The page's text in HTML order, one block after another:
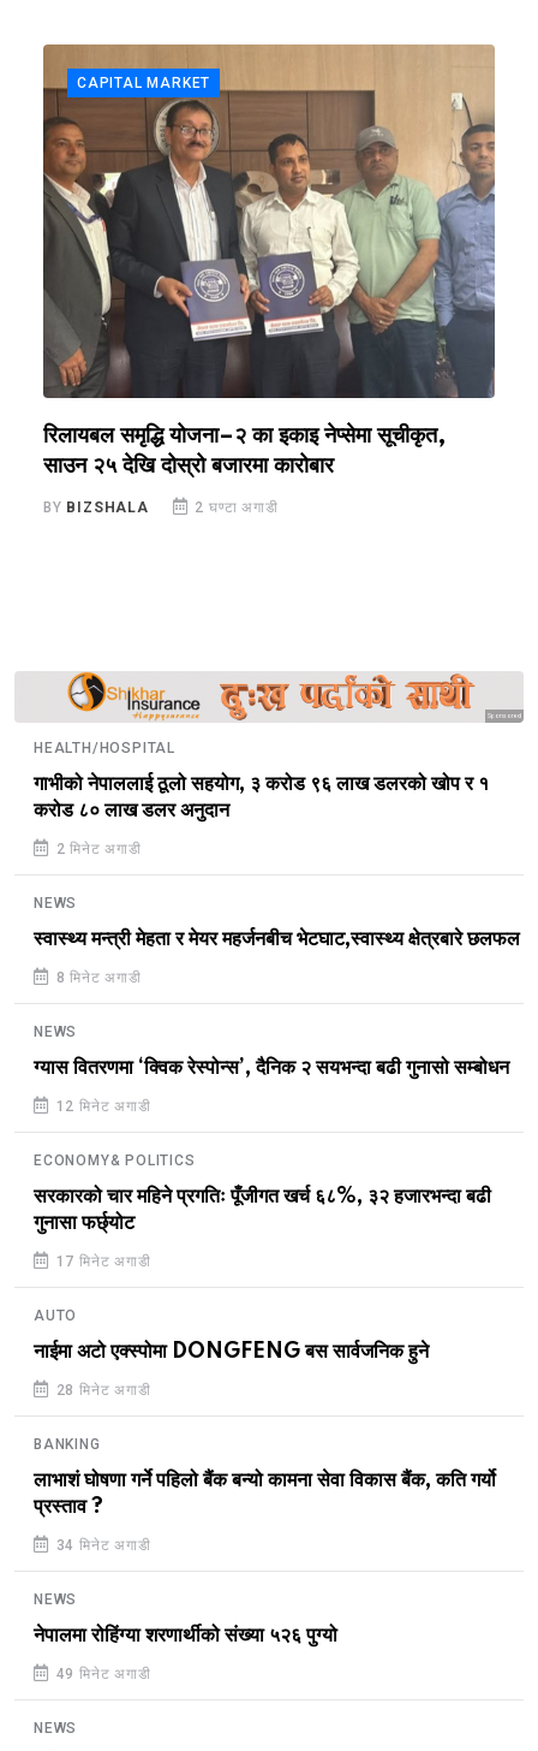
CAPITAL MARKET
रिलायबल समृद्धि योजना–२ का इकाइ नेप्सेमा सूचीकृत,
साउन २५ देखि दोस्रो बजारमा कारोबार
BY BIZSHALA 2 घण्टा अगाडी
Sponsored
HEALTH/HOSPITAL
गाभीको नेपाललाई ठूलो सहयोग, ३ करोड ९६ लाख डलरको खोप र १
करोड ८० लाख डलर अनुदान
2 मिनेट अगाडी
NEWS
स्वास्थ्य मन्त्री मेहता र मेयर महर्जनबीच भेटघाट,स्वास्थ्य क्षेत्रबारे छलफल
8 मिनेट अगाडी
NEWS
ग्यास वितरणमा ‘क्विक रेस्पोन्स’, दैनिक २ सयभन्दा बढी गुनासो सम्बोधन
12 मिनेट अगाडी
ECONOMY& POLITICS
सरकारको चार महिने प्रगतिः पूँजीगत खर्च ६८%, ३२ हजारभन्दा बढी
गुनासा फर्छ्योट
17 मिनेट अगाडी
AUTO
नाईमा अटो एक्स्पोमा DONGFENG बस सार्वजनिक हुने
28 मिनेट अगाडी
BANKING
लाभाशं घोषणा गर्ने पहिलो बैंक बन्यो कामना सेवा विकास बैंक, कति गर्यो
प्रस्ताव ?
34 मिनेट अगाडी
NEWS
नेपालमा रोहिंग्या शरणार्थीको संख्या ५२६ पुग्यो
49 मिनेट अगाडी
NEWS